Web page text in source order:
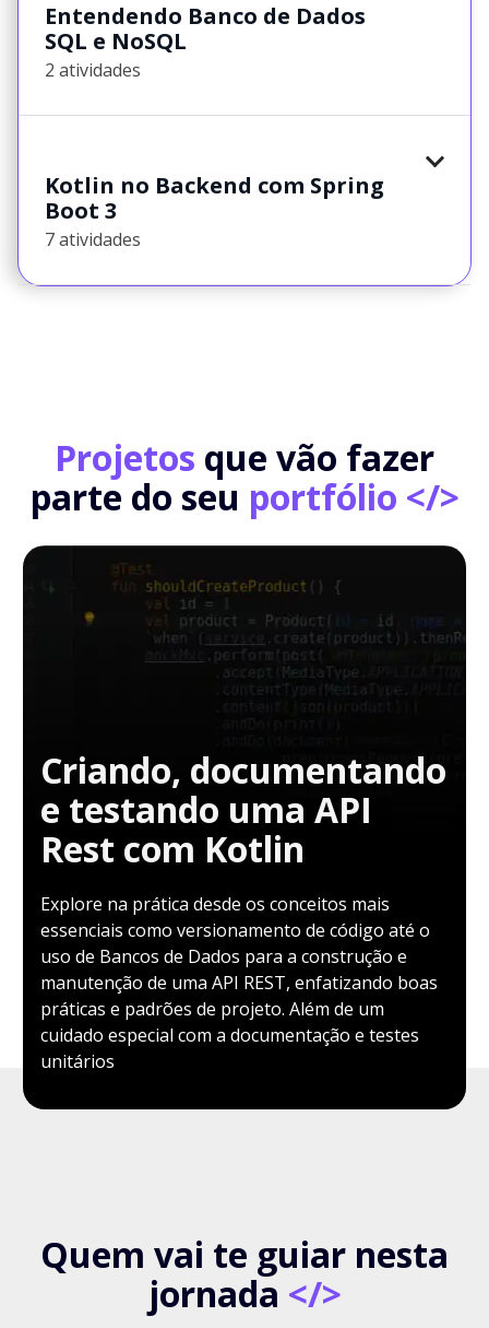
Entendendo Banco de Dados
SQL e NoSQL
2 atividades
Kotlin no Backend com Spring
Boot 3
7 atividades
Projetos que vão fazer
parte do seu portfólio </>
Criando, documentando
e testando uma API
Rest com Kotlin
Explore na prática desde os conceitos mais
essenciais como versionamento de código até o
uso de Bancos de Dados para a construção e
manutenção de uma API REST, enfatizando boas
práticas e padrões de projeto. Além de um
cuidado especial com a documentação e testes
unitários
Quem vai te guiar nesta
jornada </>